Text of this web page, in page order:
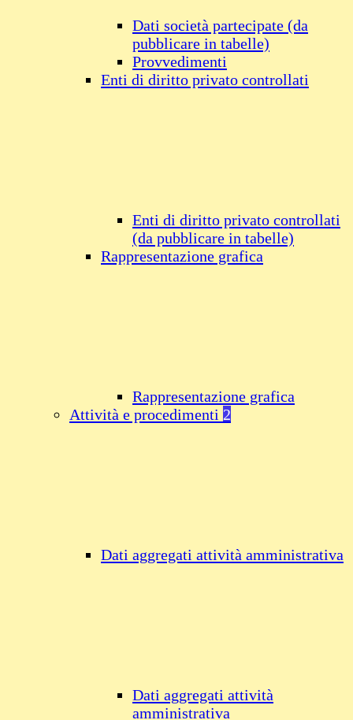
Dati società partecipate (da
pubblicare in tabelle)
Provvedimenti
Enti di diritto privato controllati
Enti di diritto privato controllati
(da pubblicare in tabelle)
Rappresentazione grafica
Rappresentazione grafica
Attività e procedimenti 2
Dati aggregati attività amministrativa
Dati aggregati attività
amministrativa